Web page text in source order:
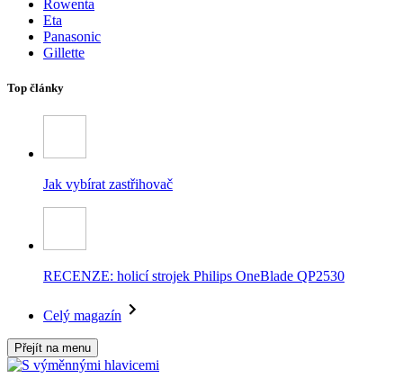
Rowenta
Eta
Panasonic
Gillette
Top články
Jak vybírat zastřihovač
RECENZE: holicí strojek Philips OneBlade QP2530
Celý magazín
Přejít na menu